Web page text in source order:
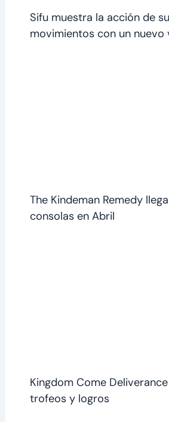
Sifu muestra la acción de
movimientos con un nuevo
The Kindeman Remedy
consolas en Abril
Kingdom Come
trofeos y logros